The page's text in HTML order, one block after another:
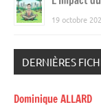
19 octobre
DERNIÈRES
Dominique ALLARD